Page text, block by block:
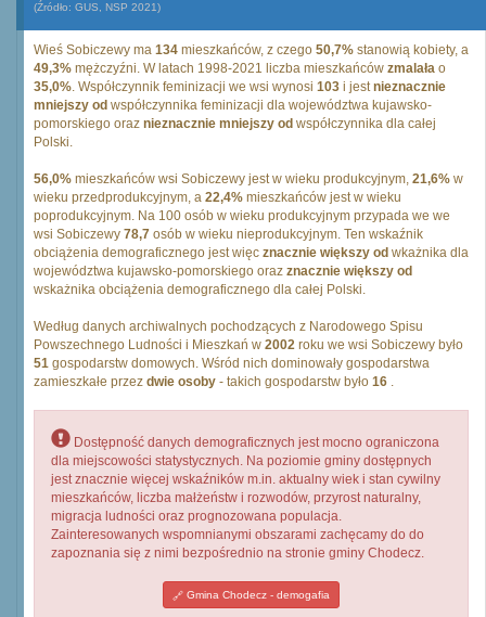
(Źródło: GUS, NSP 2021)
Wieś Sobiczewy ma 134 mieszkańców, z czego 50,7% stanowią kobiety, a
49,3% mężczyźni. W latach 1998-2021 liczba mieszkańców zmalała o
35,0%. Współczynnik feminizacji we wsi wynosi 103 i jestnieznacznie
mniejszy od współczynnika feminizacji dla województwa kujawsko-
pomorskiego oraz nieznacznie mniejszy od współczynnika dla całej
Polski.
56,0% mieszkańców wsi Sobiczewy jest w wieku produkcyjnym, 21,6% w
wieku przedprodukcyjnym, a 22,4% mieszkańców jest w wieku
poprodukcyjnym. Na 100 osób w wieku produkcyjnym przypada we we
wsi Sobiczewy 78,7 osób w wieku nieprodukcyjnym. Ten wskaźnik
obciążenia demograficznego jest więc znacznie większy od wkażnika dla
województwa kujawsko-pomorskiego oraz znacznie większy od
wskażnika obciążenia demograficznego dla całej Polski.
Według danych archiwalnych pochodzących z Narodowego Spisu
Powszechnego Ludności i Mieszkań w 2002 roku we wsi Sobiczewy było
51 gospodarstw domowych. Wśród nich dominowały gospodarstwa
zamieszkałe przez dwie osoby - takich gospodarstw było 16 .
Dostępność danych demograficznych jest mocno ograniczona
dla miejscowości statystycznych. Na poziomie gminy dostępnych
jest znacznie więcej wskaźników m.in. aktualny wiek i stan cywilny
mieszkańców, liczba małżeństw i rozwodów, przyrost naturalny,
migracja ludności oraz prognozowana populacja.
Zainteresowanych wspomnianymi obszarami zachęcamy do do
zapoznania się z nimi bezpośrednio na stronie gminy Chodecz.
Gmina Chodecz - demogafia